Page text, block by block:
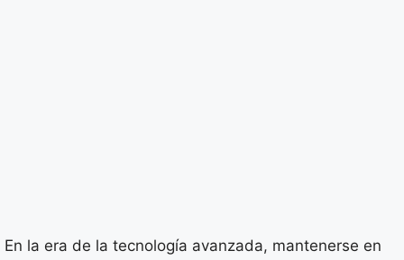
En la era de la tecnología avanzada, mantenerse en